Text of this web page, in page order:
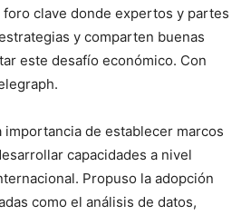
foro clave donde expertos y partes
y comparten buenas
este desafío económico. Con
importancia de establecer marcos
capacidades a nivel
Propuso la adopción
como el análisis de datos,